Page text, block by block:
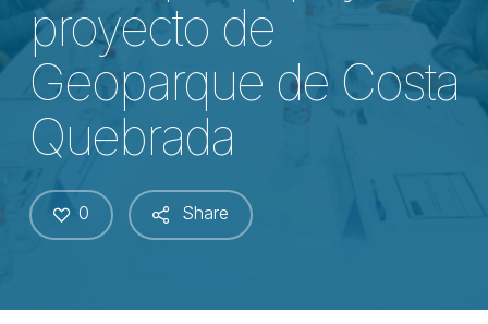
proyecto de
Geoparque de Costa
Quebrada
Share
0